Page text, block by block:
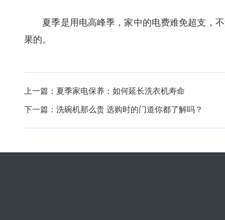
夏季是用电高峰季，家中的电费难免超支，不
果的。
上一篇： 夏季家电保养：如何延长洗衣机寿命
下一篇： 洗碗机那么贵 选购时的门道你都了解吗？